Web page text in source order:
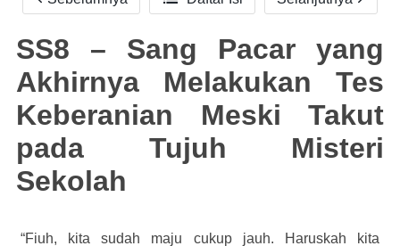
Font :
Times New Roman
Size :
A-
16 A+
SS8 – Sang Pacar yang
Akhirnya Melakukan Tes
Keberanian Meski Takut
pada Tujuh Misteri
Sekolah
“Fiuh, kita sudah maju cukup jauh. Haruskah kita